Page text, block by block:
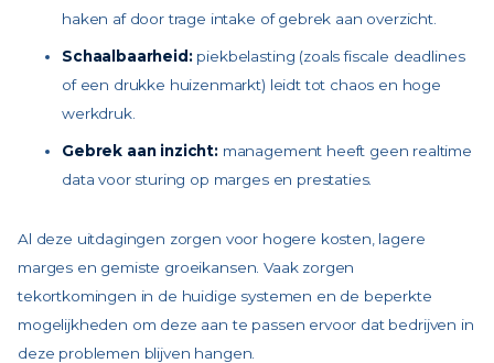
haken af door trage intake of gebrek aan overzicht.
Schaalbaarheid: piekbelasting (zoals fiscale deadlines
of een drukke huizenmarkt) leidt tot chaos en hoge
werkdruk.
Gebrek aan inzicht: management heeft geen realtime
data voor sturing op marges en prestaties.
Al deze uitdagingen zorgen voor hogere kosten, lagere
marges en gemiste groeikansen. Vaak zorgen
tekortkomingen in de huidige systemen en de beperkte
mogelijkheden om deze aan te passen ervoor dat bedrijven in
deze problemen blijven hangen.